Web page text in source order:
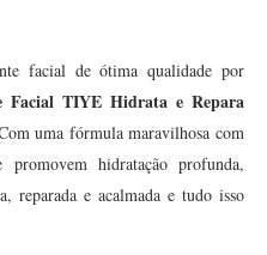
facial de ótima qualidade por
Facial TIYE Hidrata e Repara
uma fórmula maravilhosa com
hidratação profunda,
reparada e acalmada e tudo isso